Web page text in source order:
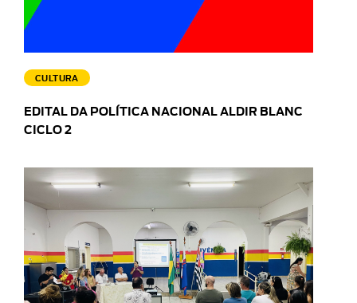
CULTURA
EDITAL DA POLÍTICA NACIONAL ALDIR BLANC
CICLO 2